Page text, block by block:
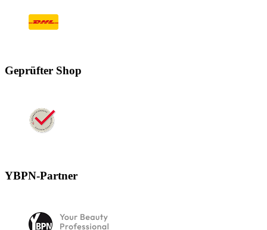
Geprüfter Shop
YBPN-Partner